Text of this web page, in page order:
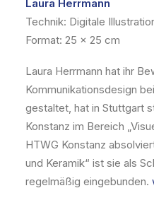
Laura Herrmann
Technik: Digitale
Format: 25 x 25 cm
Laura Herrmann hat ihr
Kommunikationsdesign
gestaltet, hat in Stuttgart
Konstanz im Bereich
HTWG Konstanz
und Keramik“ ist sie als
regelmäßig eingebunden.